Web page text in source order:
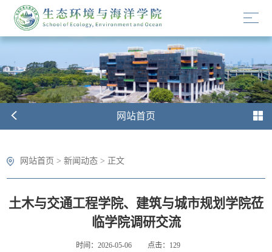
网站首页
网站首页 >新闻动态 > 正文
土木与交通工程学院、建筑与城市规划学院莅
临学院调研交流
时间：2026-05-06 点击： 129